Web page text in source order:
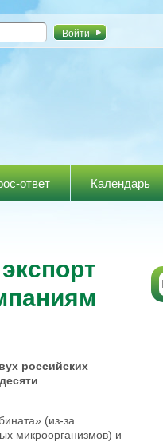
ответ Календарь
российских
(из-за
микроорганизмов) и